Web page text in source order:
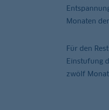
Monaten
Für den
Einstufung
zwölf